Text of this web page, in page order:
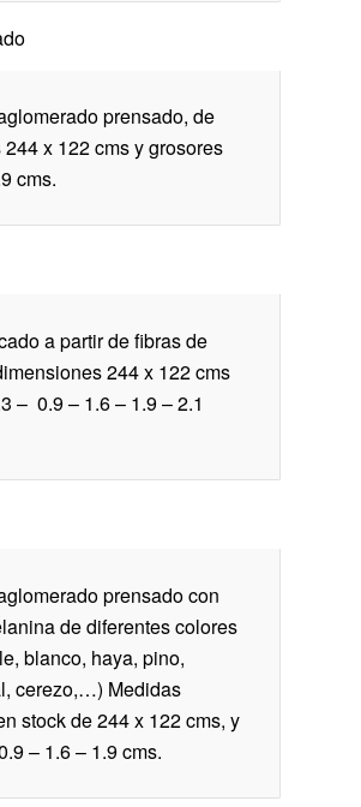
prensado, de
x 122 cms y grosores
cms.
a partir de fibras de
244 x 122 cms
– 0.9 – 1.6 – 1.9 – 2.1
prensado con
de diferentes colores
blanco, haya, pino,
cerezo,…) Medidas
stock de 244 x 122 cms, y
– 1.6 – 1.9 cms.